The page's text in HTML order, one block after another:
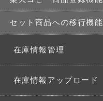
セット商品への移行機能
在庫情報管理
在庫情報アップロード